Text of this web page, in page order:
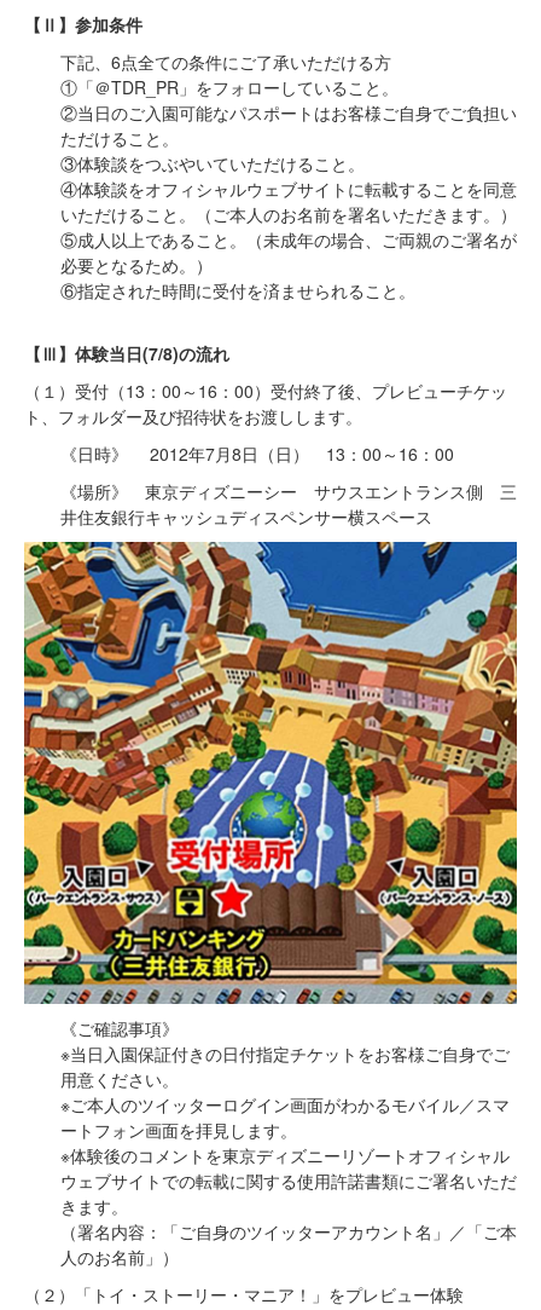
【Ⅱ】参加条件
下記、6点全ての条件にご了承いただける方
①「＠TDR_PR」をフォローしていること。
②当日のご入園可能なパスポートはお客様ご自身でご負担い
ただけること。
③体験談をつぶやいていただけること。
④体験談をオフィシャルウェブサイトに転載することを同意
いただけること。（ご本人のお名前を署名いただきます。）
⑤成人以上であること。（未成年の場合、ご両親のご署名が
必要となるため。）
⑥指定された時間に受付を済ませられること。
【Ⅲ】体験当日(7/8)の流れ
（１）受付（13：00～16：00）受付終了後、プレビューチケッ
ト、フォルダー及び招待状をお渡しします。
《日時》 2012年7月8日（日） 13：00～16：00
《場所》 東京ディズニーシー サウスエントランス側 三
井住友銀行キャッシュディスペンサー横スペース
《ご確認事項》
※当日入園保証付きの日付指定チケットをお客様ご自身でご
用意ください。
※ご本人のツイッターログイン画面がわかるモバイル／スマ
ートフォン画面を拝見します。
※体験後のコメントを東京ディズニーリゾートオフィシャル
ウェブサイトでの転載に関する使用許諾書類にご署名いただ
きます。
（署名内容：「ご自身のツイッターアカウント名」／「ご本
人のお名前」）
（２）「トイ・ストーリー・マニア！」をプレビュー体験